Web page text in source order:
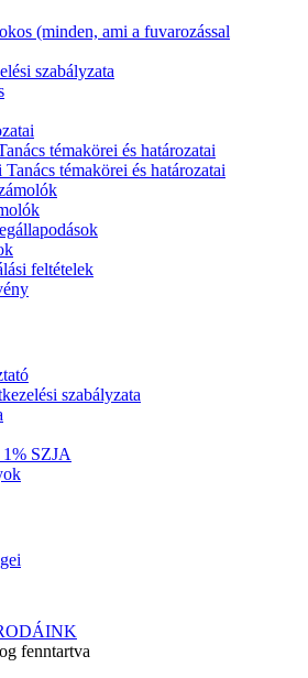
(minden, ami a fuvarozással
szabályzata
témakörei és határozatai
témakörei és határozatai
feltételek
szabályzata
1% SZJA
fenntartva